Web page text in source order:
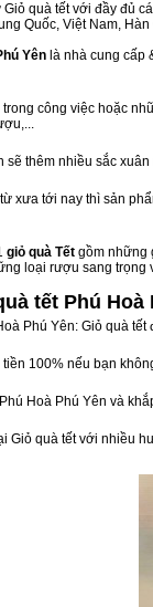
quà tết với đầy đủ
Quốc, Việt Nam,
Yên là nhà cung cấp
công việc hoặc
sẽ thêm nhiều sắc
xưa tới nay thì sản
giỏ quà Tết gồm những
loại rượu sang trọng
tết Phú Hoà
Phú Yên: Giỏ quà
100% nếu bạn
Hoà Phú Yên và
Giỏ quà tết với nhiều